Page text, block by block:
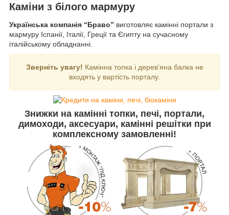
Каміни з білого мармуру
Українська компанія “Браво” виготовляє камінні портали з
мармуру Іспанії, Італії, Греції та Єгипту на сучасному
італійському обладнанні.
Зверніть увагу! Камінна топка і дерев'яна балка не
входять у вартість порталу.
Знижки на камінні топки, печі, портали,
димоходи, аксесуари, камінні решітки при
комплексному замовленні!